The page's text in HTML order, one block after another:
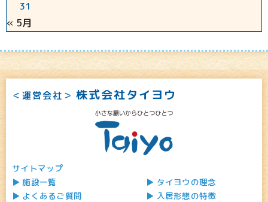
31
« 5月
＜運営会社＞株式会社タイヨウ
サイトマップ
施設一覧
タイヨウの理念
よくあるご質問
入居形態の特徴